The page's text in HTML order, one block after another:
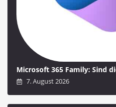
Microsoft 365 Family: Sind
7. August 2026